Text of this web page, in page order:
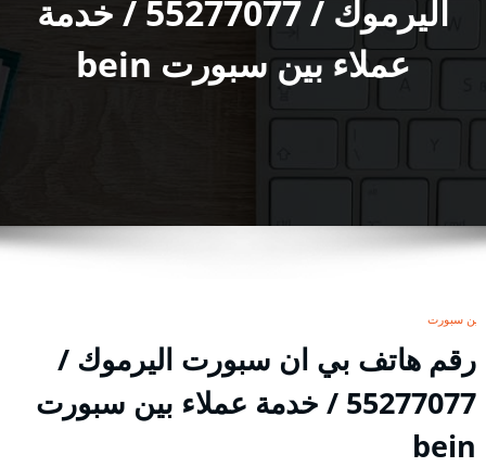
اليرموك / 55277077 / خدمة
عملاء بين سبورت bein
بين سبورت
رقم هاتف بي ان سبورت اليرموك /
55277077 / خدمة عملاء بين سبورت
bein